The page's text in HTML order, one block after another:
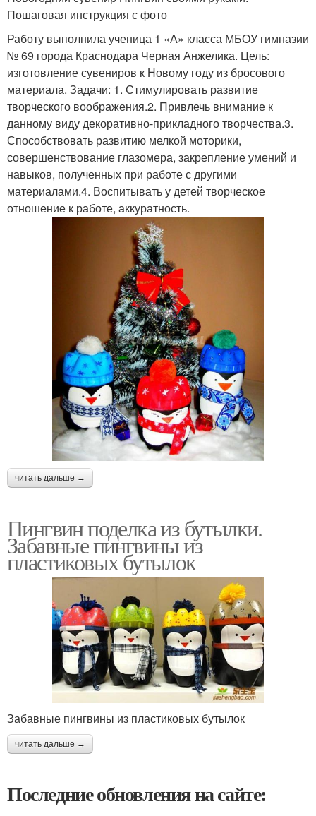
Пошаговая инструкция с фото
Работу выполнила ученица 1 «А» класса МБОУ гимназии
№ 69 города Краснодара Черная Анжелика. Цель:
изготовление сувениров к Новому году из бросового
материала. Задачи: 1. Стимулировать развитие
творческого воображения.2. Привлечь внимание к
данному виду декоративно-прикладного творчества.3.
Способствовать развитию мелкой моторики,
совершенствование глазомера, закрепление умений и
навыков, полученных при работе с другими
материалами.4. Воспитывать у детей творческое
отношение к работе, аккуратность.
читать дальше →
Пингвин поделка из бутылки.
Забавные пингвины из
пластиковых бутылок
Забавные пингвины из пластиковых бутылок
читать дальше →
Последние обновления на сайте: